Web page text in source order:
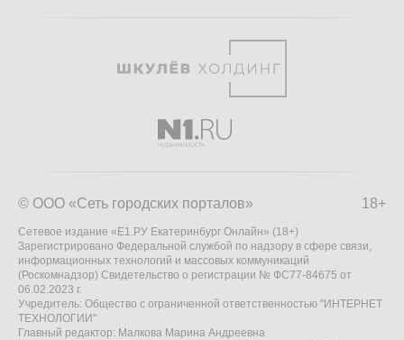
18+
© ООО «Сеть городских порталов»
Сетевое издание «Е1.РУ Екатеринбург Онлайн» (18+)
Зарегистрировано Федеральной службой по надзору в сфере связи,
информационных технологий и массовых коммуникаций
(Роскомнадзор) Свидетельство о регистрации № ФС77-84675 от
06.02.2023 г.
Учредитель: Общество с ограниченной ответственностью "ИНТЕРНЕТ
ТЕХНОЛОГИИ"
Главный редактор: Малкова Марина Андреевна